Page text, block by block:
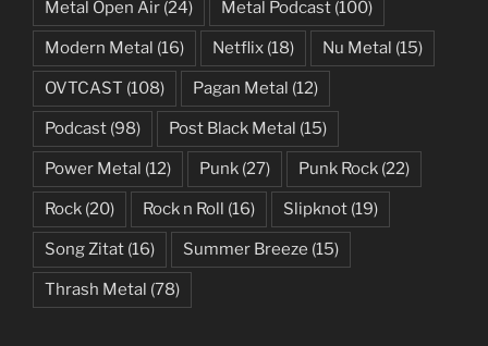
Metal Open Air (24) Metal Podcast (100)
Modern Metal (16) Netflix (18) Nu Metal (15)
OVTCAST (108) Pagan Metal (12)
Podcast (98) Post Black Metal (15)
Power Metal (12) Punk (27) Punk Rock (22)
Rock (20) Rock n Roll (16) Slipknot (19)
Song Zitat (16) Summer Breeze (15)
Thrash Metal (78)